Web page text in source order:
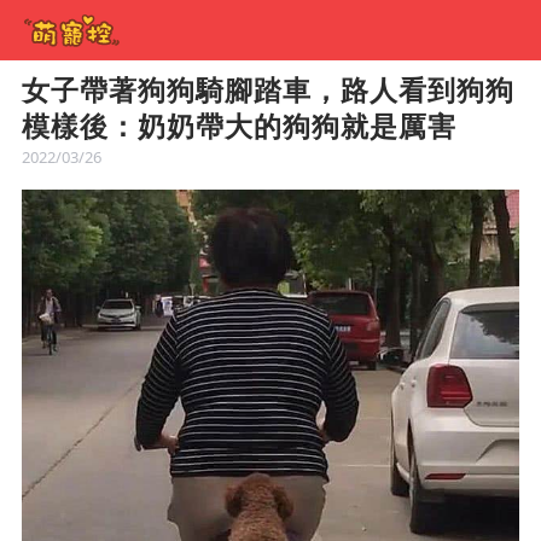
女子帶著狗狗騎腳踏車，路人看到狗狗
模樣後：奶奶帶大的狗狗就是厲害
2022/03/26